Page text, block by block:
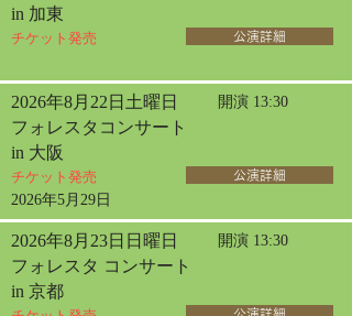
in 加東
チケット発売 公演詳細
2026年8月22日土曜日 開演 13:30
フォレスタコンサート
in 大阪
チケット発売
2026年5月29日
公演詳細
2026年8月23日日曜日 開演 13:30
フォレスタ コンサート
in 京都